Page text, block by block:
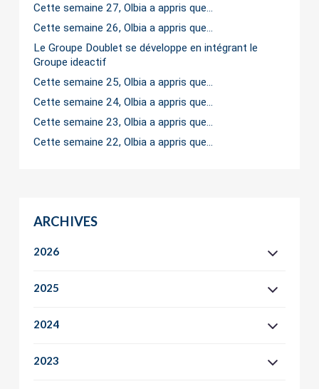
Cette semaine 27, Olbia a appris que…
Cette semaine 26, Olbia a appris que…
Le Groupe Doublet se développe en intégrant le
Groupe ideactif
Cette semaine 25, Olbia a appris que…
Cette semaine 24, Olbia a appris que…
Cette semaine 23, Olbia a appris que…
Cette semaine 22, Olbia a appris que…
ARCHIVES
2026
2025
2024
2023